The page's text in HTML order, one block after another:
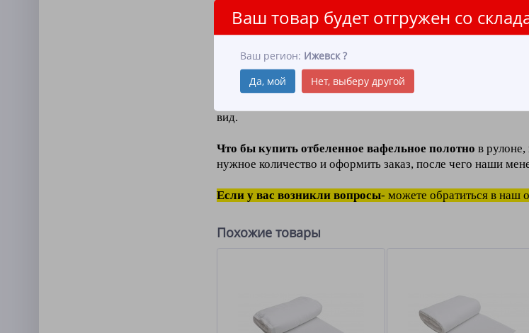
Ваш товар будет отгружен со
Ваш регион: Ижевск ?
Да, мой
Нет, выберу другой
Отбеленное вафельное полотно в рулоне - состоит из
так и впромышленном производстве,клинингеи
Хлопчатобумажная тканьотносится к категории
(способностью впитывать влагу),
ткани,
вид.
Что бы купить отбеленное вафельное полотно в
нужное количество и оформить заказ, после чего наши
Если у вас возникли вопросы- можете обратиться в наш
Похожие товары